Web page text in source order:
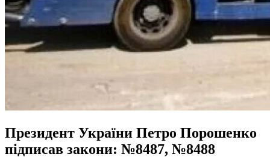
Президент України Петро Порошенко
підписав закони: №8487, №8488